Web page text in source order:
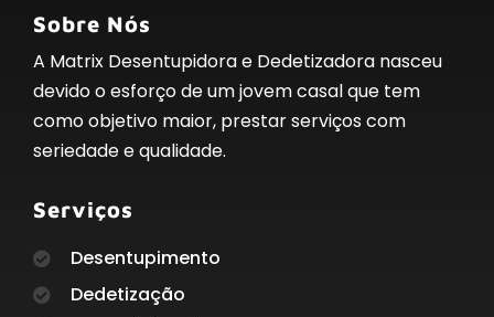
Sobre Nós
A Matrix Desentupidora e Dedetizadora nasceu
devido o esforço de um jovem casal que tem
como objetivo maior, prestar serviços com
seriedade e qualidade.
Serviços
Desentupimento
Dedetização